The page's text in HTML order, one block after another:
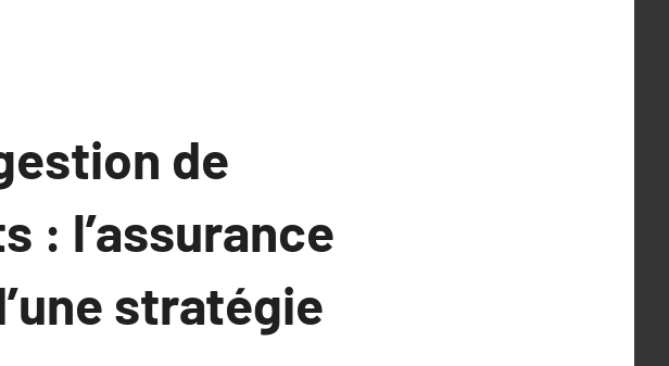
de
: l’assurance
stratégie